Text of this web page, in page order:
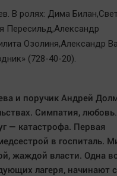
В ролях: Дима
Пересильд,Александр
Озолиня,Александр
(728-40-20).
и поручик Андрей
Симпатия,
— катастрофа. Первая
в госпиталь.
жаждой власти. Одна
лагеря, начинают